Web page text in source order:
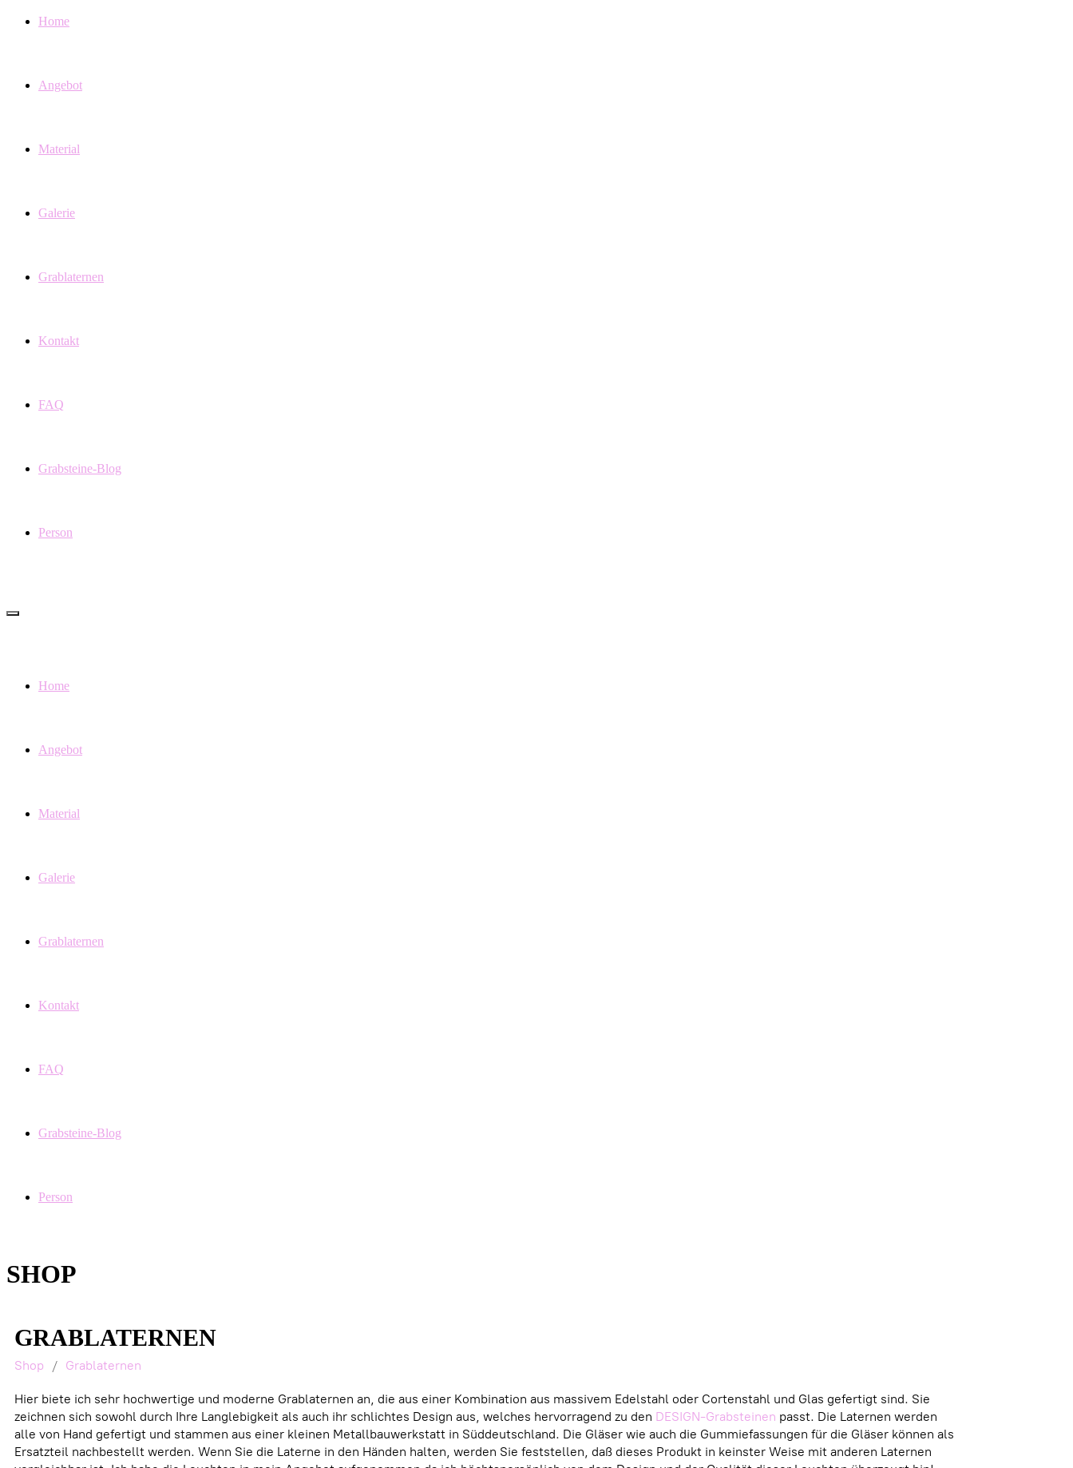
Home
Angebot
Material
Galerie
Grablaternen
Kontakt
FAQ
Grabsteine-Blog
Person
Home
Angebot
Material
Galerie
Grablaternen
Kontakt
FAQ
Grabsteine-Blog
Person
SHOP
GRABLATERNEN
Shop / Grablaternen
Hier biete ich sehr hochwertige und moderne Grablaternen an, die aus einer Kombination aus massivem Edelstahl oder Cortenstahl und Glas gefertigt sind. Sie
zeichnen sich sowohl durch Ihre Langlebigkeit als auch ihr schlichtes Design aus, welches hervorragend zu den DESIGN-Grabsteinen passt. Die Laternen werden
alle von Hand gefertigt und stammen aus einer kleinen Metallbauwerkstatt in Süddeutschland. Die Gläser wie auch die Gummiefassungen für die Gläser können als
Ersatzteil nachbestellt werden. Wenn Sie die Laterne in den Händen halten, werden Sie feststellen, daß dieses Produkt in keinster Weise mit anderen Laternen